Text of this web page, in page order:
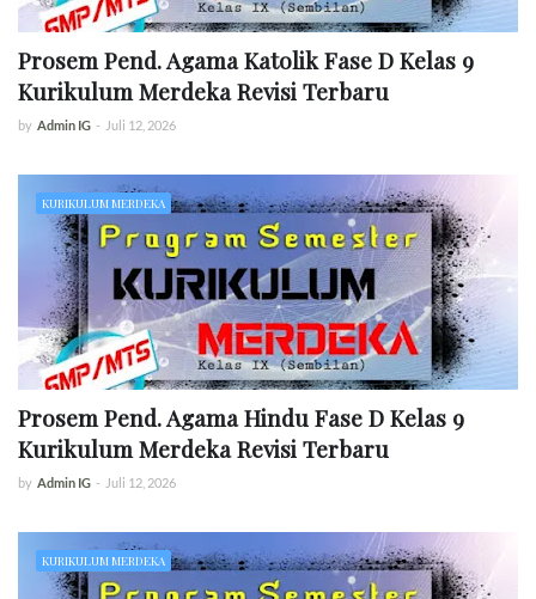
Prosem Pend. Agama Katolik Fase D Kelas 9
Kurikulum Merdeka Revisi Terbaru
by Admin IG - Juli 12, 2026
KURIKULUM MERDEKA
Prosem Pend. Agama Hindu Fase D Kelas 9
Kurikulum Merdeka Revisi Terbaru
by Admin IG - Juli 12, 2026
KURIKULUM MERDEKA